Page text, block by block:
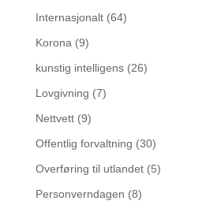
Internasjonalt(64)
Korona (9)
kunstig intelligens(26)
Lovgivning (7)
Nettvett(9)
Offentlig forvaltning (30)
Overføring til utlandet(5)
Personverndagen (8)